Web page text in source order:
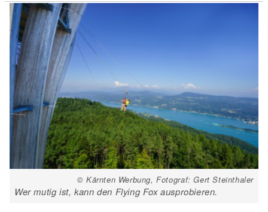
© Kärnten Werbung, Fotograf: Gert Steinthaler
Wer mutig ist, kann den Flying Fox ausprobieren.